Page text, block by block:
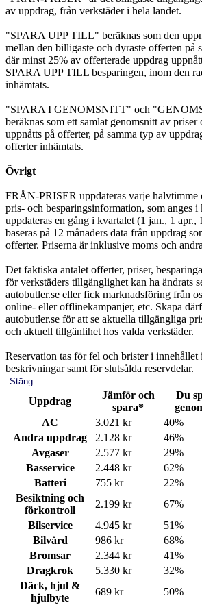
av uppdrag, från verkstäder i hela landet.
"SPARA UPP TILL" beräknas som den
mellan den billigaste och dyraste offerten på
där minst 25% av offerterade uppdrag
SPARA UPP TILL besparingen, inom den
inhämtats.
"SPARA I GENOMSNITT" och
beräknas som ett samlat genomsnitt av priser
uppnåtts på offerter, på samma typ av
offerter inhämtats.
Övrigt
FRÅN-PRISER uppdateras varje halvtimme
pris- och besparingsinformation, som anges
uppdateras en gång i kvartalet (1 jan., 1
baseras på 12 månaders data från uppdrag
offerter. Priserna är inklusive moms och
Det faktiska antalet offerter, priser,
för verkstäders tillgänglighet kan ha ändrats
autobutler.se eller fick marknadsföring från
online- eller offlinekampanjer, etc. Skapa
autobutler.se för att se aktuella tillgängliga
och aktuell tillgänlihet hos valda verkstäder.
Reservation tas för fel och brister i
beskrivningar samt för slutsålda reservdelar.
Stäng
Uppdrag
Jämför och
spara*
Du
AC
3.021 kr 40%
Andra uppdrag
2.128 kr 46%
Avgaser
2.577 kr 29%
Basservice
2.448 kr 62%
Batteri
755 kr 22%
Besiktning och
förkontroll
2.199 kr 67%
Bilservice
4.945 kr 51%
Bilvård
986 kr 68%
Bromsar
2.344 kr 41%
Dragkrok
5.330 kr 32%
Däck, hjul &
hjulbyte
689 kr 50%